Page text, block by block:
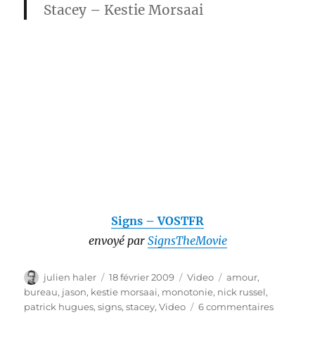
Stacey – Kestie Morsaai
Signs – VOSTFR
envoyé par SignsTheMovie
Auteur
julien haler
Publié
le
18 février 2009 Catégories
Video Étiquettes
amour,
bureau, jason, kestie morsaai, monotonie, nick russel,
patrick hugues,signs,stacey,Video 6 commentairessur